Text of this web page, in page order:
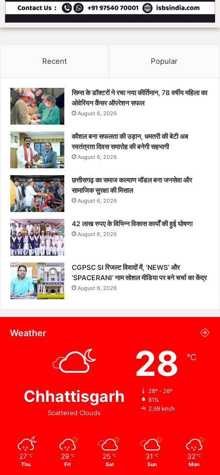
Recent Popular
सिम्स के डॉक्टरों ने रचा नया कीर्तिमान, 78 वर्षीय महिला का
ओवेरियन कैंसर ऑपरेशन सफल
August 6, 2026
कौशल बना सफलता की उड़ान, धमतरी की बेटी अब
स्वतंत्रता दिवस समारोह की बनेगी सहभागी
August 6, 2026
छत्तीसगढ़ का समाज कल्याण मॉडल बना जनसेवा और
सामाजिक सुरक्षा की मिसाल
August 6, 2026
42 लाख रुपए के विभिन्न विकास कार्यों की हुई घोषणा
August 6, 2026
CGPSC SI रिजल्ट विवादों में, ‘NEWS’ और
‘SPACERANI’ नाम सोशल मीडिया पर बने चर्चा का केंद्र
August 6, 2026
Weather
Chhattisgarh
Scattered Clouds
28 ℃
28º - 26º
81%
2.99 km/h
27 ℃
Thu
29 ℃
Fri
25 ℃
Sat
31 ℃
Sun
32 ℃
Mon